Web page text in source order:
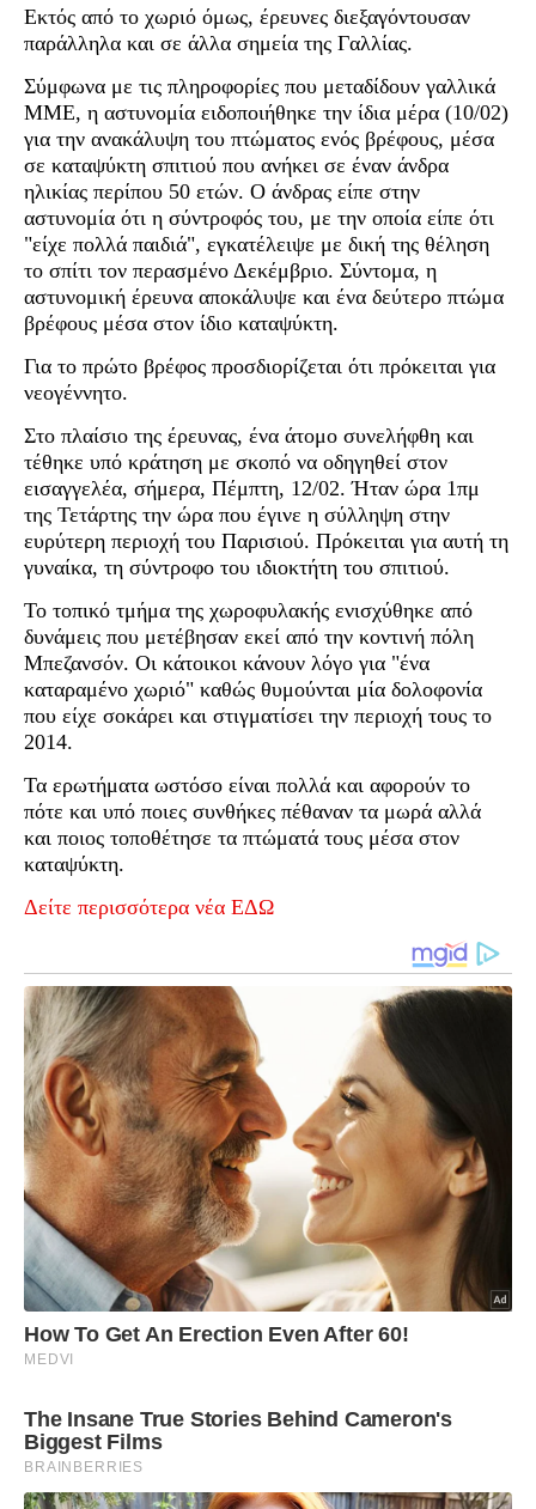
Εκτός από το χωριό όμως, έρευνες διεξαγόντουσαν
παράλληλα και σε άλλα σημεία της Γαλλίας.
Σύμφωνα με τις πληροφορίες που μεταδίδουν γαλλικά
ΜΜΕ, η αστυνομία ειδοποιήθηκε την ίδια μέρα (10/02)
για την ανακάλυψη του πτώματος ενός βρέφους, μέσα
σε καταψύκτη σπιτιού που ανήκει σε έναν άνδρα
ηλικίας περίπου 50 ετών. Ο άνδρας είπε στην
αστυνομία ότι η σύντροφός του, με την οποία είπε ότι
"είχε πολλά παιδιά", εγκατέλειψε με δική της θέληση
το σπίτι τον περασμένο Δεκέμβριο. Σύντομα, η
αστυνομική έρευνα αποκάλυψε και ένα δεύτερο πτώμα
βρέφους μέσα στον ίδιο καταψύκτη.
Για το πρώτο βρέφος προσδιορίζεται ότι πρόκειται για
νεογέννητο.
Στο πλαίσιο της έρευνας, ένα άτομο συνελήφθη και
τέθηκε υπό κράτηση με σκοπό να οδηγηθεί στον
εισαγγελέα, σήμερα, Πέμπτη, 12/02. Ήταν ώρα 1πμ
της Τετάρτης την ώρα που έγινε η σύλληψη στην
ευρύτερη περιοχή του Παρισιού. Πρόκειται για αυτή τη
γυναίκα, τη σύντροφο του ιδιοκτήτη του σπιτιού.
Το τοπικό τμήμα της χωροφυλακής ενισχύθηκε από
δυνάμεις που μετέβησαν εκεί από την κοντινή πόλη
Μπεζανσόν. Οι κάτοικοι κάνουν λόγο για "ένα
καταραμένο χωριό" καθώς θυμούνται μία δολοφονία
που είχε σοκάρει και στιγματίσει την περιοχή τους το
2014.
Τα ερωτήματα ωστόσο είναι πολλά και αφορούν το
πότε και υπό ποιες συνθήκες πέθαναν τα μωρά αλλά
και ποιος τοποθέτησε τα πτώματά τους μέσα στον
καταψύκτη.
Δείτε περισσότερα νέα ΕΔΩ